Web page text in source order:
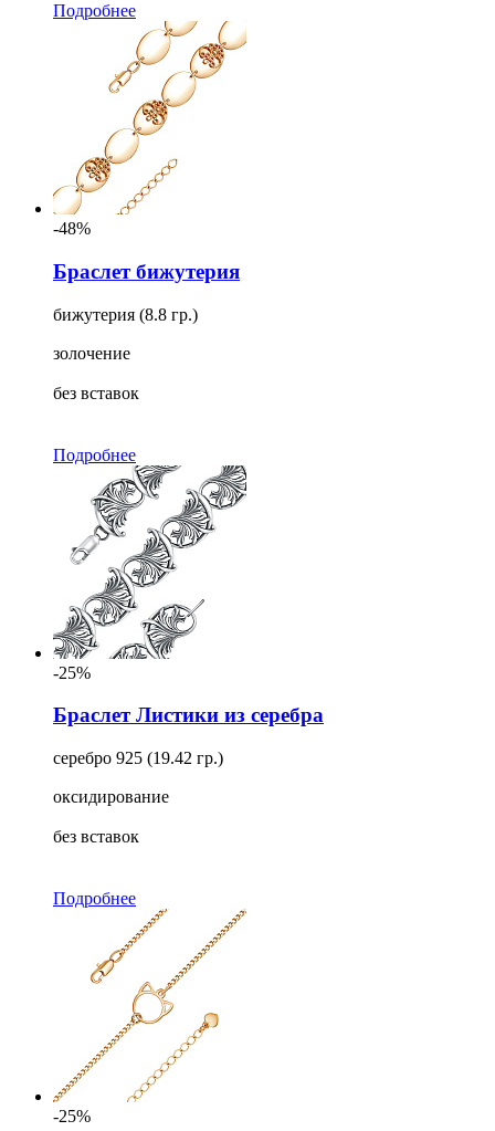
Подробнее
-48%
Браслет бижутерия
бижутерия (8.8 гр.)
золочение
без вставок
Подробнее
-25%
Браслет Листики из серебра
серебро 925 (19.42 гр.)
оксидирование
без вставок
Подробнее
-25%